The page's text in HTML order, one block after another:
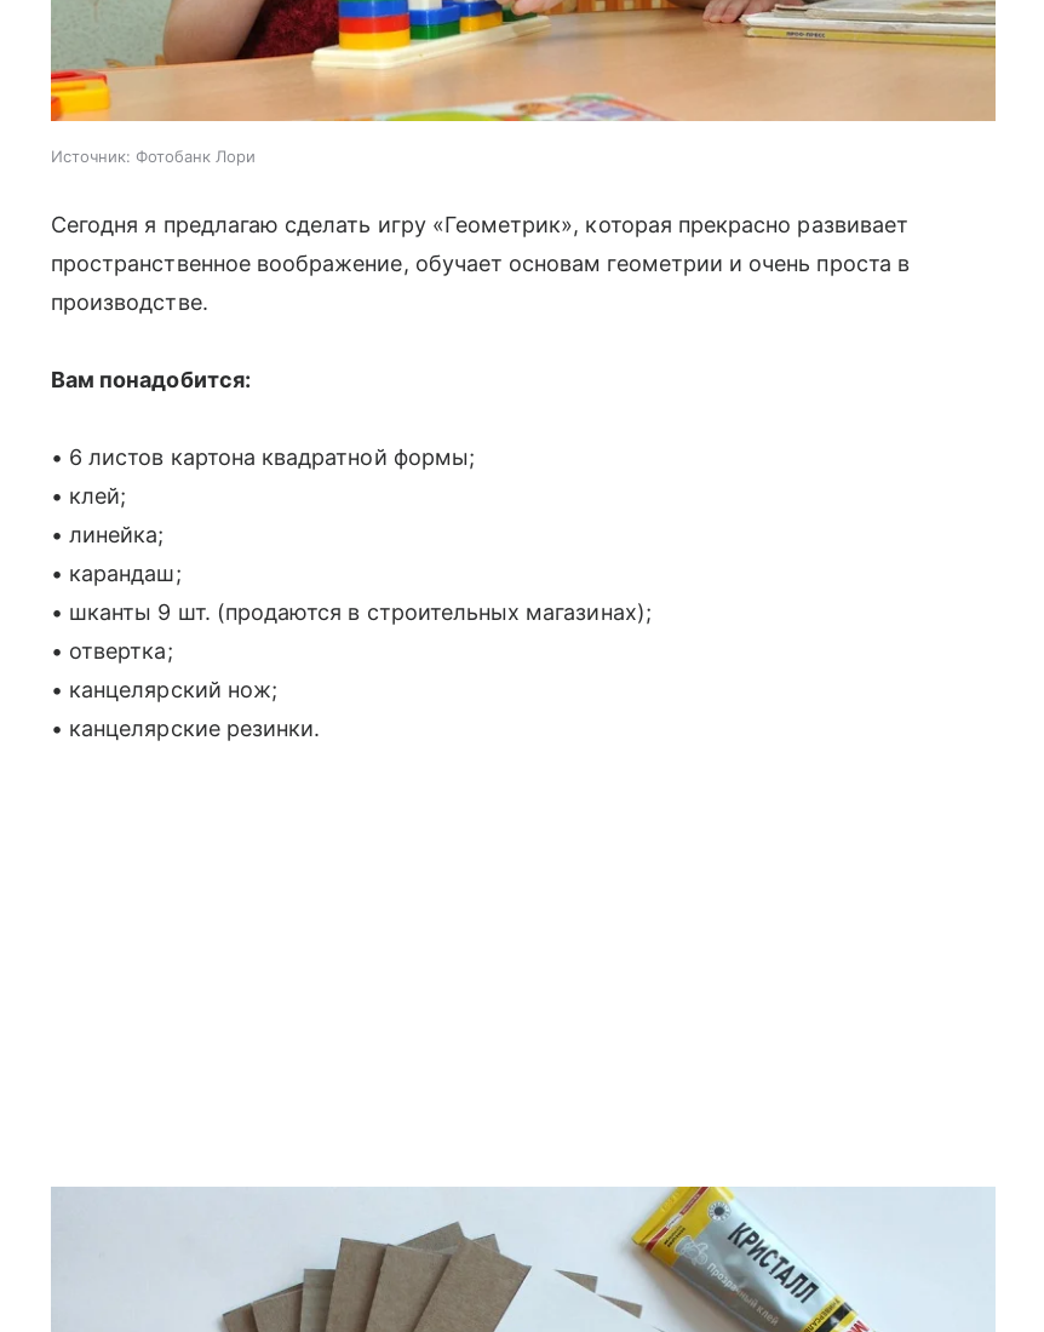
Источник: Фотобанк Лори
Сегодня я предлагаю сделать игру «Геометрик», которая прекрасно развивает
пространственное воображение, обучает основам геометрии и очень проста в
производстве.
Вам понадобится:
• 6 листов картона квадратной формы;
• клей;
• линейка;
• карандаш;
• шканты 9 шт. (продаются в строительных магазинах);
• отвертка;
• канцелярский нож;
• канцелярские резинки.